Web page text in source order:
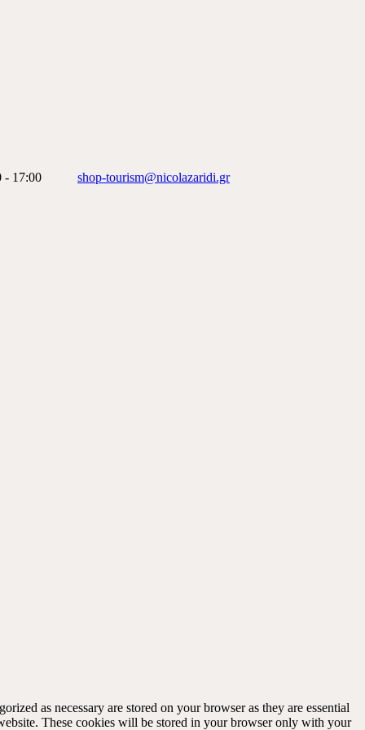
- 17:00 shop-tourism@nicolazaridi.gr
as necessary are stored on your browser as they are essential
These cookies will be stored in your browser only with your